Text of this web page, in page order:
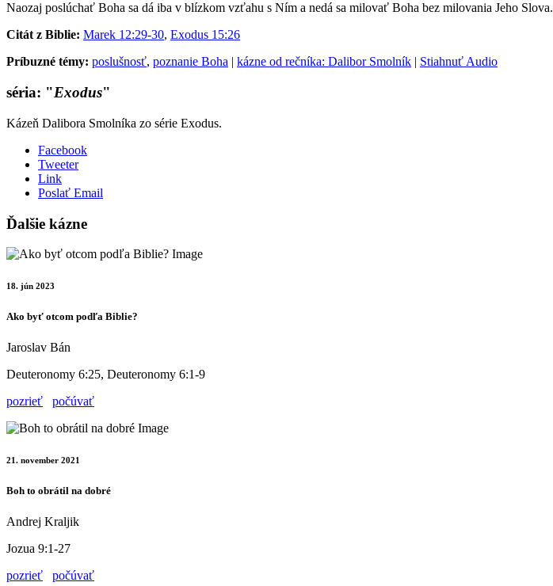
Naozaj poslúchať Boha sa dá iba v blízkom vzťahu s Ním a nedá sa milovať Boha bez milovania Jeho Slova.
Citát z Biblie: Marek 12:29-30, Exodus 15:26
Príbuzné témy: poslušnosť, poznanie Boha | kázne od rečníka: Dalibor Smolník | Stiahnuť Audio
séria: "Exodus"
Kázeň Dalibora Smolníka zo série Exodus.
Facebook
Tweeter
Link
Poslať Email
Ďalšie kázne
18. jún 2023
Ako byť otcom podľa Biblie?
Jaroslav Bán
Deuteronomy 6:25, Deuteronomy 6:1-9
pozrieť
počúvať
21. november 2021
Boh to obrátil na dobré
Andrej Kraljik
Jozua 9:1-27
pozrieť
počúvať